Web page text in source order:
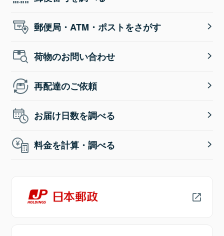
郵便局・ATM・ポストをさがす
荷物のお問い合わせ
再配達のご依頼
お届け日数を調べる
料金を計算・調べる